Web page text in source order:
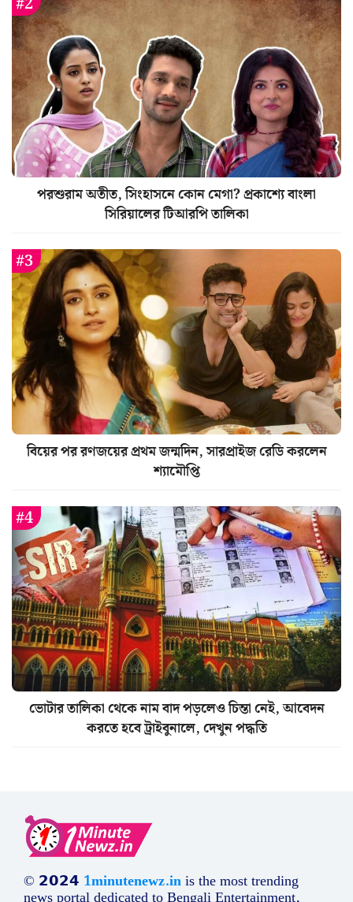
পরশুরাম অতীত, সিংহাসনে কোন মেগা? প্রকাশ্যে বাংলা
সিরিয়ালের টিআরপি তালিকা
বিয়ের পর রণজয়ের প্রথম জন্মদিন, সারপ্রাইজ রেডি করলেন
শ্যামৌপ্তি
ভোটার তালিকা থেকে নাম বাদ পড়লেও চিন্তা নেই, আবেদন
করতে হবে ট্রাইবুনালে, দেখুন পদ্ধতি
© 𝟮𝟬𝟮𝟰 1minutenewz.inis the most trending